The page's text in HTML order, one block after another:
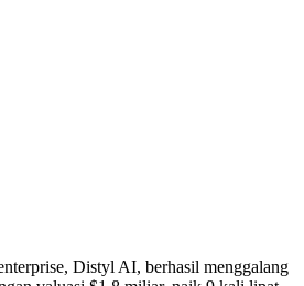
Distyl AI, berhasil menggalang